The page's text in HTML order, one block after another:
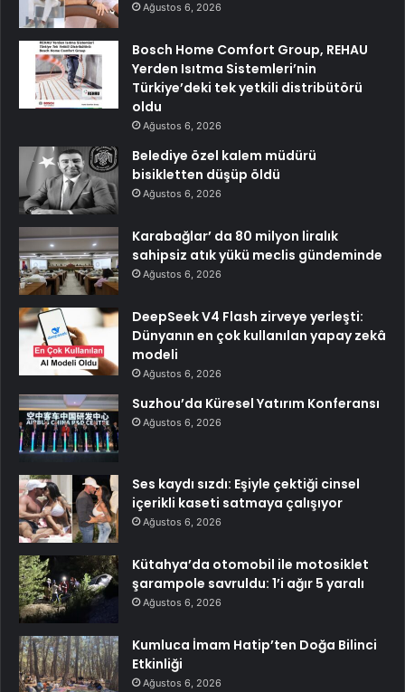
Ağustos 6, 2026
Bosch Home Comfort Group, REHAU
Yerden Isıtma Sistemleri’nin
Türkiye’deki tek yetkili distribütörü
oldu
Ağustos 6, 2026
Belediye özel kalem müdürü
bisikletten düşüp öldü
Ağustos 6, 2026
Karabağlar’ da 80 milyon liralık
sahipsiz atık yükü meclis gündeminde
Ağustos 6, 2026
DeepSeek V4 Flash zirveye yerleşti:
Dünyanın en çok kullanılan yapay zekâ
modeli
Ağustos 6, 2026
Suzhou’da Küresel Yatırım Konferansı
Ağustos 6, 2026
Ses kaydı sızdı: Eşiyle çektiği cinsel
içerikli kaseti satmaya çalışıyor
Ağustos 6, 2026
Kütahya’da otomobil ile motosiklet
şarampole savruldu: 1’i ağır 5 yaralı
Ağustos 6, 2026
Kumluca İmam Hatip’ten Doğa Bilinci
Etkinliği
Ağustos 6, 2026